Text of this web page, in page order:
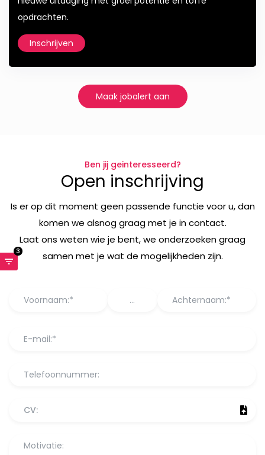
opdrachten.
Inschrijven
Maak jobalert aan
3
Ben jij geinteresseerd?
Open inschrijving
Is er op dit moment geen passende functie voor u, dan
komen we alsnog graag met je in contact.
Laat ons weten wie je bent, we onderzoeken graag
samen met je wat de mogelijkheden zijn.
CV: